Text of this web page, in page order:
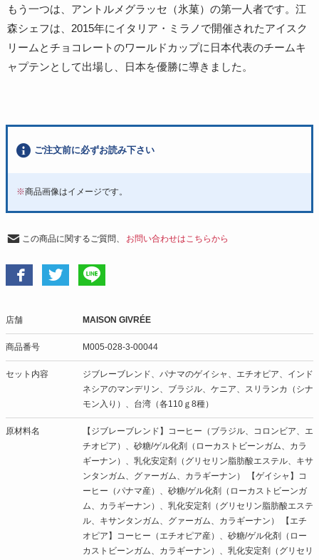
もう一つは、アントルメグラッセ（氷菓）の第一人者です。江
森シェフは、2015年にイタリア・ミラノで開催されたアイスク
リームとチョコレートのワールドカップに日本代表のチームキ
ャプテンとして出場し、日本を優勝に導きました。
ご注文前に必ずお読み下さい
※商品画像はイメージです。
この商品に関するご質問、 お問い合わせはこちらから
店舗 MAISON GIVRÉE
商品番号 M005-028-3-00044
セット内容
ジブレーブレンド、パナマのゲイシャ、エチオピア、インド
ネシアのマンデリン、ブラジル、ケニア、スリランカ（シナ
モン入り）、台湾（各110ｇ8種）
原材料名
【ジブレーブレンド】コーヒー（ブラジル、コロンビア、エ
チオピア）、砂糖/ゲル化剤（ローカストビーンガム、カラ
ギーナン）、乳化安定剤（グリセリン脂肪酸エステル、キサ
ンタンガム、グァーガム、カラギーナン） 【ゲイシャ】コ
ーヒー（パナマ産）、砂糖/ゲル化剤（ローカストビーンガ
ム、カラギーナン）、乳化安定剤（グリセリン脂肪酸エステ
ル、キサンタンガム、グァーガム、カラギーナン） 【エチ
オピア】コーヒー（エチオピア産）、砂糖/ゲル化剤（ロー
カストビーンガム、カラギーナン）、乳化安定剤（グリセリ